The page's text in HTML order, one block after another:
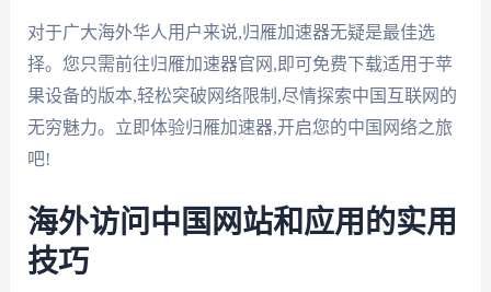
对于广大海外华人用户来说,归雁加速器无疑是最佳选
择。您只需前往归雁加速器官网,即可免费下载适用于苹
果设备的版本,轻松突破网络限制,尽情探索中国互联网的
无穷魅力。立即体验归雁加速器,开启您的中国网络之旅
吧!
海外访问中国网站和应用的实用
技巧